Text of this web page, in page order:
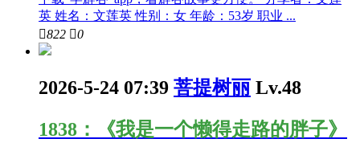
英 姓名：文莲英 性别：女 年龄：53岁 职业 ...
822 0
2026-5-24 07:39 菩提树丽 Lv.48
1838：《我是一个懒得走路的胖子》